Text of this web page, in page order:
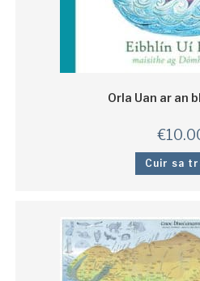
Orla Uan ar an
€
Cuir sa